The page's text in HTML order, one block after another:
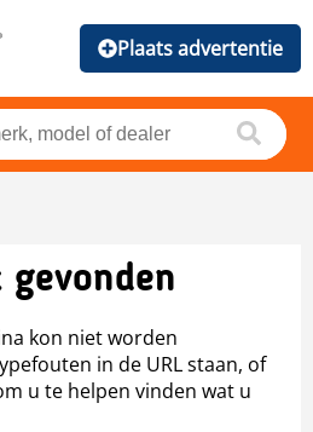
Plaats advertentie
kon niet worden
in de URL staan, of
u te helpen vinden wat u